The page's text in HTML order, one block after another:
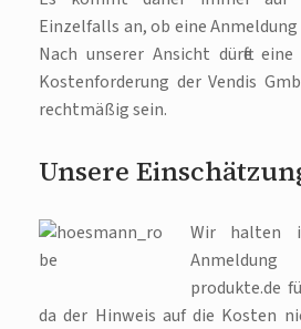
Einzelfalls an, ob eine
Nach unserer Ansicht dürfte
Kostenforderung der Vendis
rechtmäßig sein.
Unsere
Wir halten
produkte.de
da der Hinweis auf die Kosten